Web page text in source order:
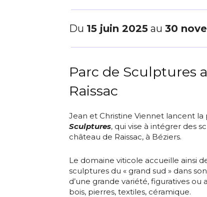
Adresse
Du 15 juin 2025 au 30
Parc de Sculptures
Raissac
Jean et Christine Viennet lancent la
Sculptures, qui vise à intégrer des
château de Raissac, à Béziers.
Le domaine viticole accueille ainsi
sculptures du « grand sud » dans
d’une grande variété, figuratives ou
bois, pierres, textiles, céramique.